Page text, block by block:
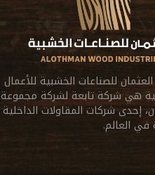
للصناعات الخشبية للأعمال
هي شركة تابعة لشركة مجموعة
إحدى شركات المقاولات الداخلية
في العالم.